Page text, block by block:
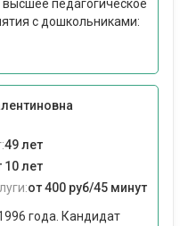
педагогическое
с дошкольниками:
49 лет
10 лет
от 400 руб/45 минут
года. Кандидат